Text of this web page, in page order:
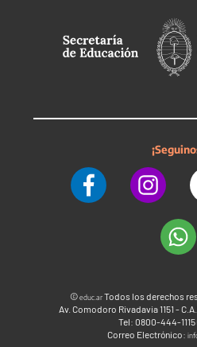
©educ.arTodos los derechos
Av. Comodoro Rivadavia 1151 -
Tel: 0800-444-
Correo Electrónico: